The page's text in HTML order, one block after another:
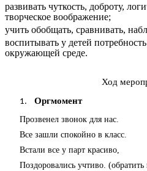
развивать чуткость, доброту,
творческое воображение;
учить обобщать, сравнивать,
воспитывать у детей
окружающей среде.
Ход
Оргмомент
Прозвенел звонок для нас.
Все зашли спокойно в класс.
Встали все у парт красиво,
Поздоровались учтиво.